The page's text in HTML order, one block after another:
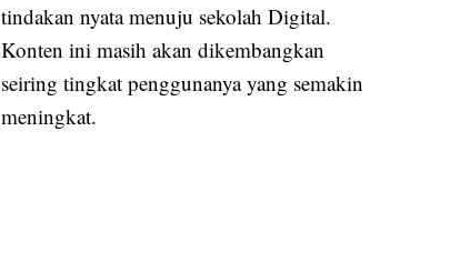
tindakan nyata menuju sekolah Digital.
Konten ini masih akan dikembangkan
seiring tingkat penggunanya yang semakin
meningkat.